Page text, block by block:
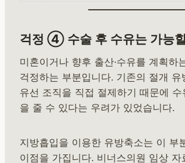
걱정 ④ 수술 후 수유는 가능
미혼이거나 향후 출산·수유를 계획하
걱정하는 부분입니다. 기존의 절개 유
유선 조직을 직접 절제하기 때문에
을 줄 수 있다는 우려가 있었습니다.
지방흡입을 이용한 유방축소는 이 부
이점을 가집니다. 비너스의원 임상 자